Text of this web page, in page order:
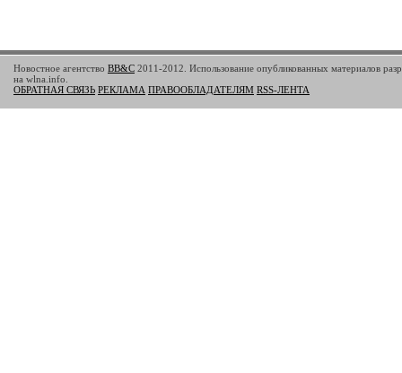
Новостное агентство BB&C 2011-2012. Использование опубликованных материалов
на wlna.info.
ОБРАТНАЯ СВЯЗЬ РЕКЛАМА ПРАВООБЛАДАТЕЛЯМ RSS-ЛЕНТА